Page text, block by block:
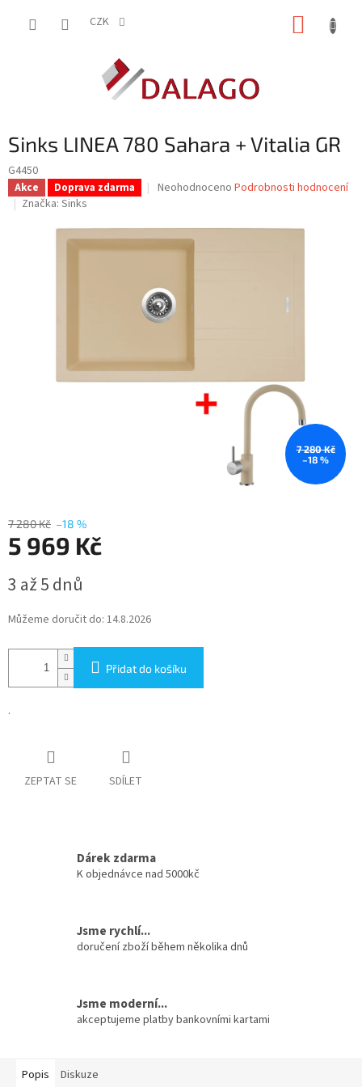
CZK
Sinks LINEA 780 Sahara + Vitalia GR
G4450
Akce Doprava zdarma
Průměrné
je
0,0
hvězdiček.
Neohodnoceno Podrobnosti hodnocení
Značka: Sinks
7 280 Kč
–18 %
7 280 Kč –18 %
5 969 Kč
cena:
3 až 5 dnů
Můžeme doručit do: 14.8.2026
Přidat do košíku
.
ZEPTAT SE SDÍLET
Dárek zdarma
K objednávce nad 5000kč
Jsme rychlí...
doručení zboží během několika dnů
Jsme moderní...
akceptujeme platby bankovními kartami
Popis Diskuze